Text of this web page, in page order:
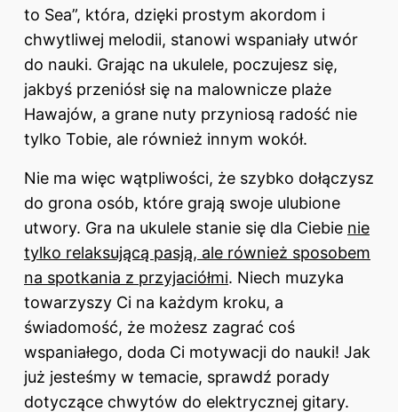
to Sea”, która, dzięki prostym akordom i
chwytliwej melodii, stanowi wspaniały utwór
do nauki. Grając na ukulele, poczujesz się,
jakbyś przeniósł się na malownicze plaże
Hawajów, a grane nuty przyniosą radość nie
tylko Tobie, ale również innym wokół.
Nie ma więc wątpliwości, że szybko dołączysz
do grona osób, które grają swoje ulubione
utwory. Gra na ukulele stanie się dla Ciebie nie
tylko relaksującą pasją, ale również sposobem
na spotkania z przyjaciółmi. Niech muzyka
towarzyszy Ci na każdym kroku, a
świadomość, że możesz zagrać coś
wspaniałego, doda Ci motywacji do nauki! Jak
już jesteśmy w temacie, sprawdź porady
dotyczące chwytów do elektrycznej gitary.